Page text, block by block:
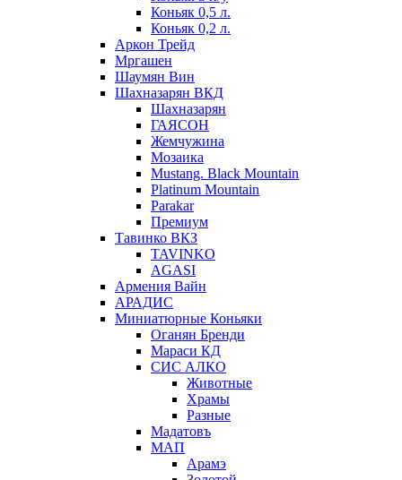
Коньяк 0,5 л.
Коньяк 0,2 л.
Аркон Трейд
Мргашен
Шаумян Вин
Шахназарян ВКД
Шахназарян
ГАЯСОН
Жемчужина
Мозаика
Mustang. Black Mountain
Platinum Mountain
Parakar
Премиум
Тавинко ВКЗ
TAVINKO
AGASI
Армения Вайн
АРАДИС
Миниатюрные Коньяки
Оганян Бренди
Мараси КД
СИС АЛКО
Животные
Храмы
Разные
Мадатовъ
МАП
Арамэ